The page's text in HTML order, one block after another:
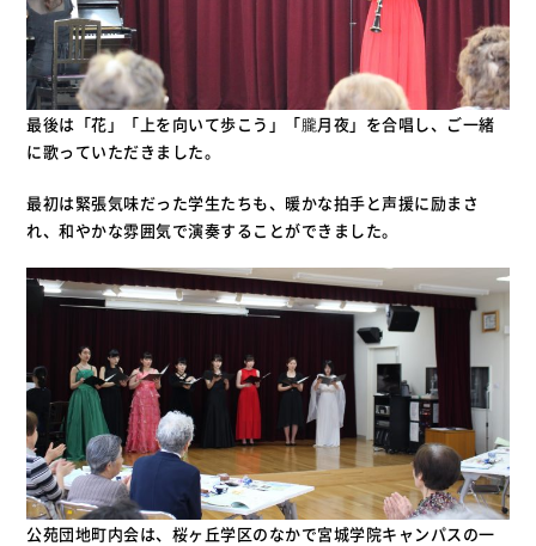
最後は「花」「上を向いて歩こう」「朧月夜」を合唱し、ご一緒
に歌っていただきました。
最初は緊張気味だった学生たちも、暖かな拍手と声援に励まさ
れ、和やかな雰囲気で演奏することができました。
公苑団地町内会は、桜ヶ丘学区のなかで宮城学院キャンパスの一